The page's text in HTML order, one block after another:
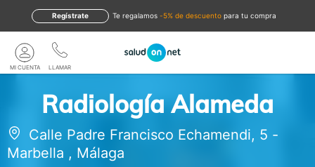
te regalamos -5% de descuento para tu compra
Regístrate
LLAMAR
MI CUENTA
Radiología Alameda
Calle Padre Francisco Echamendi, 5 -
Marbella , Málaga